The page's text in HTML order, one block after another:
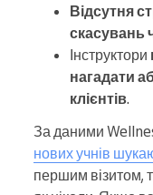
Відсутня
скасувань
Інструктори
нагадати
клієнтів.
За даними
нових учнів
першим візитом,